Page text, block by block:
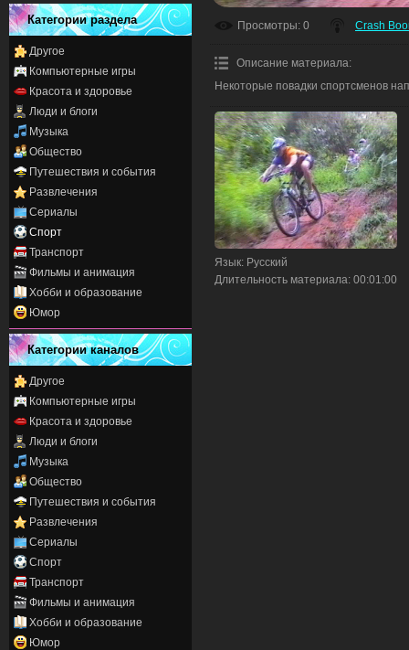
Категории раздела
Другое
Компьютерные игры
Красота и здоровье
Люди и блоги
Музыка
Общество
Путешествия и события
Развлечения
Сериалы
Спорт
Транспорт
Фильмы и анимация
Хобби и образование
Юмор
Категории каналов
Другое
Компьютерные игры
Красота и здоровье
Люди и блоги
Музыка
Общество
Путешествия и события
Развлечения
Сериалы
Спорт
Транспорт
Фильмы и анимация
Хобби и образование
Юмор
Просмотры: 0 Crash
Описание материала:
Некоторые повадки спортсменов
Язык: Русский
Длительность материала: 00:01:00